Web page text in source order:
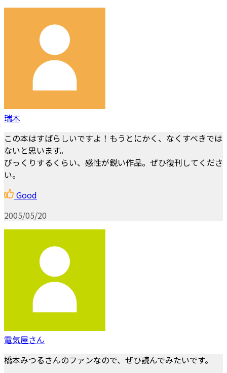
瑞木
この本はすばらしいですよ！もうとにかく、なくすべきでは
ないと思います。
びっくりするくらい、感性が鋭い作品。ぜひ復刊してくださ
い。
Good
2005/05/20
電気屋さん
橋本みつるさんのファンなので、ぜひ読んでみたいです。